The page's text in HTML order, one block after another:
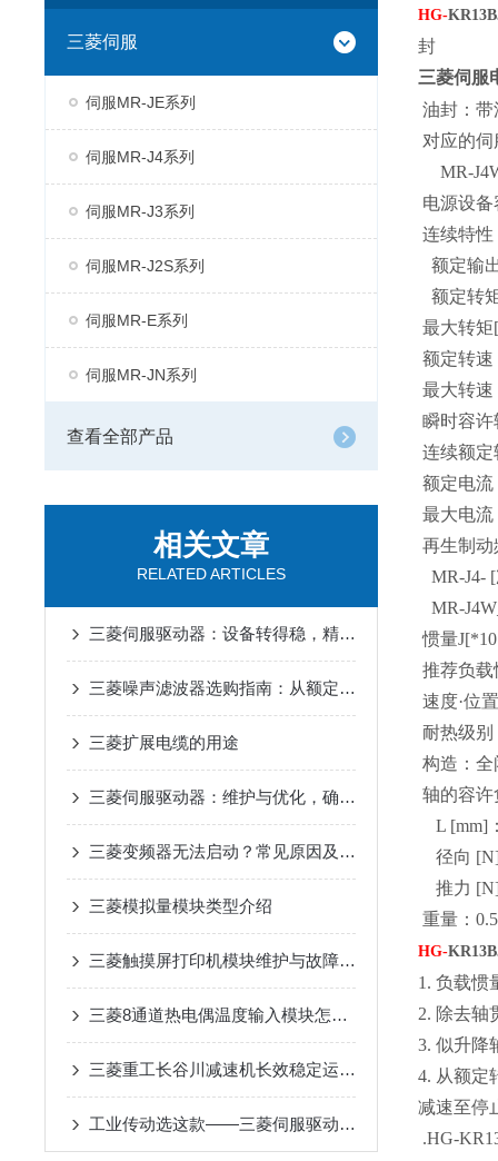
三菱伺服
伺服MR-JE系列
伺服MR-J4系列
伺服MR-J3系列
伺服MR-J2S系列
伺服MR-E系列
伺服MR-JN系列
查看全部产品
相关文章
RELATED ARTICLES
三菱伺服驱动器：设备转得稳，精度才靠谱
三菱噪声滤波器选购指南：从额定电流、频率范围到适配场景
三菱扩展电缆的用途
三菱伺服驱动器：维护与优化，确保长期稳定运行
三菱变频器无法启动？常见原因及解决办法
三菱模拟量模块类型介绍
三菱触摸屏打印机模块维护与故障排查
三菱8通道热电偶温度输入模块怎么安装？
三菱重工长谷川减速机长效稳定运行在自动化输送设备中的应用
工业传动选这款——三菱伺服驱动器，用着省心
HG-
封
三菱伺服
油封：带
对应的伺
MR-
电源设
连续特性
额定输
额定转
最大转矩
额定转速
最大转速
瞬时容许
连续额定
额定电流
最大电流
再生制动
MR-J4-
MR-
惯量
推荐负载
速度·位
耐热级别
构造：全
轴的容许
L [mm]
径向
推力
重量：
HG-
1. 负载惯
2. 除去轴
3. 似升降
4. 从额定
减速至停
.HG-